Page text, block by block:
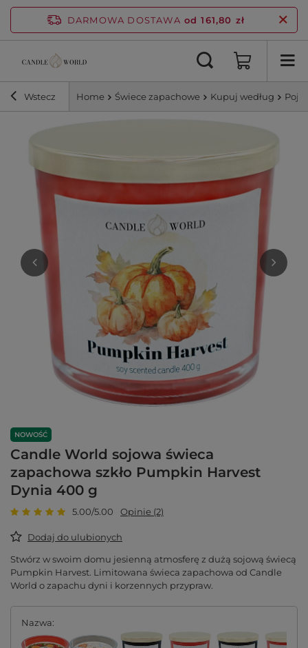
DARMOWA DOSTAWA od 161,80 zł
Wstecz Home Świece zapachowe Kupuj według
NOWOŚĆ
Candle World sojowa świeca
zapachowa szkło Pumpkin Harvest
Dynia 400 g
5.00/5.00 Opinie (2)
Dodaj do ulubionych
Stwórz w swoim domu jesienną atmosferę z dużą sojową świecą
Pumpkin Harvest. Limitowana świeca zapachowa od Candle
World o zapachu dyni i korzennych przypraw.
Nazwa